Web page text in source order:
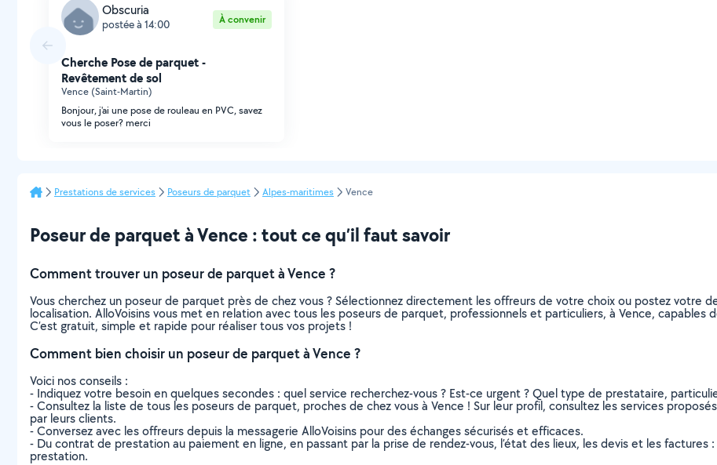
Obscuria
postée à 14:00 À convenir
Cherche Pose de parquet -
Revêtement de sol
Vence (Saint-Martin)
Bonjour, j'ai une pose de rouleau en PVC, savez
vous le poser? merci
Prestations de services Poseurs de parquet Alpes-maritimes Vence
Poseur de parquet à Vence : tout ce qu’il faut savoir
Comment trouver un poseur de parquet à Vence ?
Vous cherchez un poseur de parquet près de chez vous ? Sélectionnez directement les offreurs de votre choix ou postez votre
localisation. AlloVoisins vous met en relation avec tous les poseurs de parquet, professionnels et particuliers, à Vence, capables
C’est gratuit, simple et rapide pour réaliser tous vos projets !
Comment bien choisir un poseur de parquet à Vence ?
Voici nos conseils :
- Indiquez votre besoin en quelques secondes : quel service recherchez-vous ? Est-ce urgent ? Quel type de prestataire,
- Consultez la liste de tous les poseurs de parquet, proches de chez vous à Vence ! Sur leur profil, consultez les services
par leurs clients.
- Conversez avec les offreurs depuis la messagerie AlloVoisins pour des échanges sécurisés et efficaces.
- Du contrat de prestation au paiement en ligne, en passant par la prise de rendez-vous, l’état des lieux, les devis et les
prestation.